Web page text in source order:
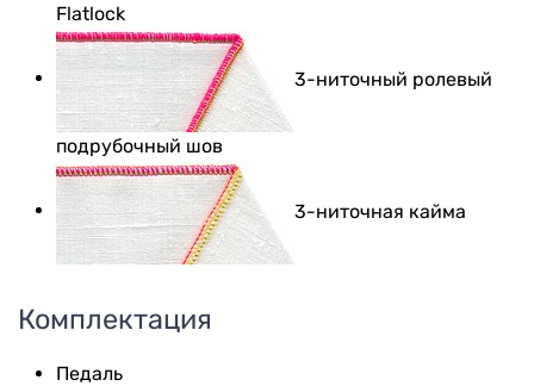
Flatlock
3-ниточный ролевый
подрубочный шов
3-ниточная кайма
Комплектация
Педаль